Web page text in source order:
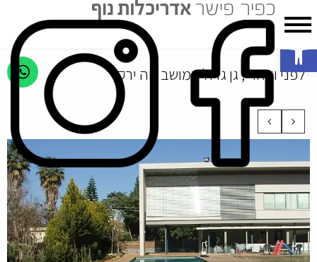
פתח סרגל נגישות
לפני ואחרי, גן גדול במושב נוה ירק